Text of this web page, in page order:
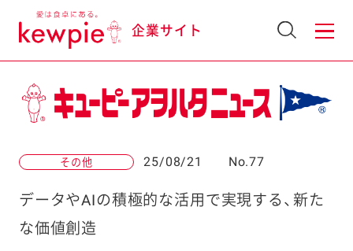
企業サイト
その他 25/08/21 No.77
データやAIの積極的な活用で実現する、新た
な価値創造